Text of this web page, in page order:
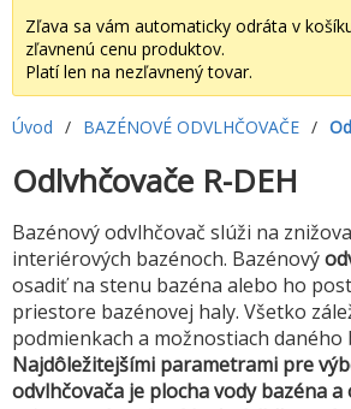
Zľava sa vám automaticky odráta v
zľavnenú cenu produktov.
Platí len na nezľavnený tovar.
Úvod / BAZÉNOVÉ ODVLHČOVAČE /
Odlvhčovače R-DEH
Bazénový odvlhčovač slúži na
interiérových bazénoch. Bazénový
osadiť na stenu bazéna alebo ho
priestore bazénovej haly. Všetko
podmienkach a možnostiach daného
Najdôležitejšími parametrami pre
odvlhčovača je plocha vody bazéna a